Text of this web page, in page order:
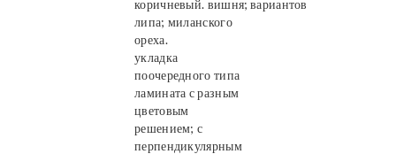
коричневый. вишня;
липа; миланского
ореха.
вариантов
укладка
поочередного типа
ламината с разным
цветовым
решением; с
перпендикулярным